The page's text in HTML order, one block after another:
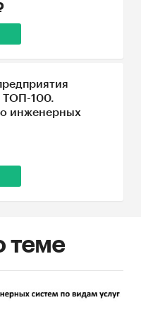
ТОП-100.
инженерных
теме